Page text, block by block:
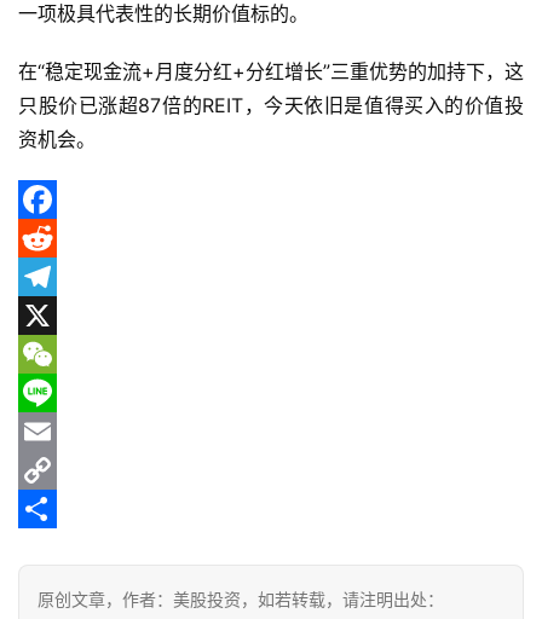
一项极具代表性的长期价值标的。
在“稳定现金流+月度分红+分红增长”三重优势的加持下，这
只股价已涨超87倍的REIT，今天依旧是值得买入的价值投
资机会。
F
a
c
e
b
o
o
k
R
e
d
d
t
T
e
e
g
X
W
e
C
h
L
n
E
m
C
原创文章，作者：美股投资，如若转载，请注明出处：